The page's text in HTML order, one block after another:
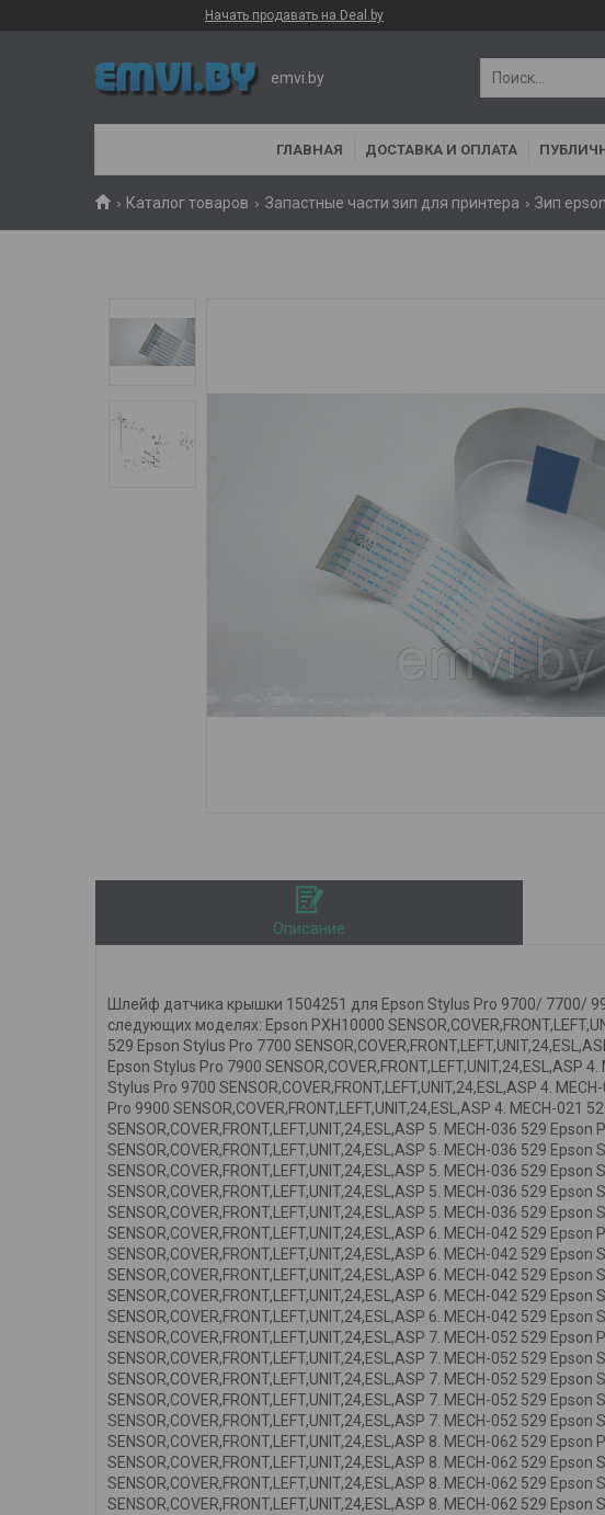
Начать продавать на Deal.by
emvi.by
ГЛАВНАЯ ДОСТАВКА И ОПЛАТА
Каталог товаров Запастные части зип для принтера Зип epson
Описание
Шлейф датчика крышки 1504251 для Epson Stylus Pro 9700/ 7700/
следующих моделях: Epson PXH10000
529 Epson Stylus Pro 7700
Epson Stylus Pro 7900 SENSOR,COVER,FRONT,LEFT,UNIT,24,ESL,ASP
Stylus Pro 9700 SENSOR,COVER,FRONT,LEFT,UNIT,24,ESL,ASP 4.
Pro 9900 SENSOR,COVER,FRONT,LEFT,UNIT,24,ESL,ASP 4. MECH-021
SENSOR,COVER,FRONT,LEFT,UNIT,24,ESL,ASP 5. MECH-036 529
SENSOR,COVER,FRONT,LEFT,UNIT,24,ESL,ASP 5. MECH-036 529
SENSOR,COVER,FRONT,LEFT,UNIT,24,ESL,ASP 5. MECH-036 529
SENSOR,COVER,FRONT,LEFT,UNIT,24,ESL,ASP 5. MECH-036 529
SENSOR,COVER,FRONT,LEFT,UNIT,24,ESL,ASP 5. MECH-036 529
SENSOR,COVER,FRONT,LEFT,UNIT,24,ESL,ASP 6. MECH-042 529
SENSOR,COVER,FRONT,LEFT,UNIT,24,ESL,ASP 6. MECH-042 529
SENSOR,COVER,FRONT,LEFT,UNIT,24,ESL,ASP 6. MECH-042 529
SENSOR,COVER,FRONT,LEFT,UNIT,24,ESL,ASP 6. MECH-042 529
SENSOR,COVER,FRONT,LEFT,UNIT,24,ESL,ASP 6. MECH-042 529
SENSOR,COVER,FRONT,LEFT,UNIT,24,ESL,ASP 7. MECH-052 529
SENSOR,COVER,FRONT,LEFT,UNIT,24,ESL,ASP 7. MECH-052 529
SENSOR,COVER,FRONT,LEFT,UNIT,24,ESL,ASP 7. MECH-052 529
SENSOR,COVER,FRONT,LEFT,UNIT,24,ESL,ASP 7. MECH-052 529
SENSOR,COVER,FRONT,LEFT,UNIT,24,ESL,ASP 7. MECH-052 529
SENSOR,COVER,FRONT,LEFT,UNIT,24,ESL,ASP 8. MECH-062 529
SENSOR,COVER,FRONT,LEFT,UNIT,24,ESL,ASP 8. MECH-062 529
SENSOR,COVER,FRONT,LEFT,UNIT,24,ESL,ASP 8. MECH-062 529
SENSOR,COVER,FRONT,LEFT,UNIT,24,ESL,ASP 8. MECH-062 529